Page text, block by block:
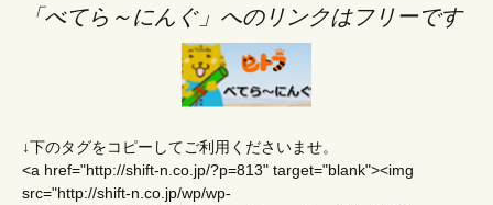
「べてら～にんぐ」へのリンクはフリーです
↓下のタグをコピーしてご利用くださいませ。
<a href="http://shift-n.co.jp/?p=813" target="blank"><img
src="http://shift-n.co.jp/wp/wp-